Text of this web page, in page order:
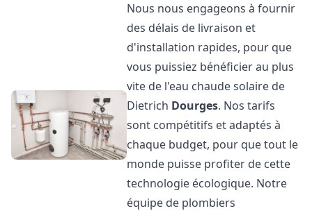
Nous nous engageons à fournir
des délais de livraison et
d'installation rapides, pour que
vous puissiez bénéficier au plus
vite de l'eau chaude solaire de
Dietrich Dourges. Nos tarifs
sont compétitifs et adaptés à
chaque budget, pour que tout le
monde puisse profiter de cette
technologie écologique. Notre
équipe de plombiers